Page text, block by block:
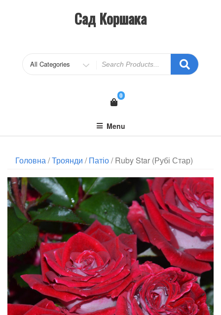
Сад Коршака
0
Menu
Головна/Троянди /Патіо/ Ruby Star (Рубі Стар)